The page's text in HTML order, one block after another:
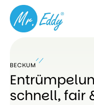
BECKUM
schnell, fair